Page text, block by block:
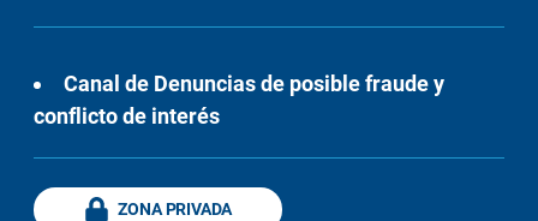
Canal de Denuncias de posible fraude y
conflicto de interés
ZONA PRIVADA